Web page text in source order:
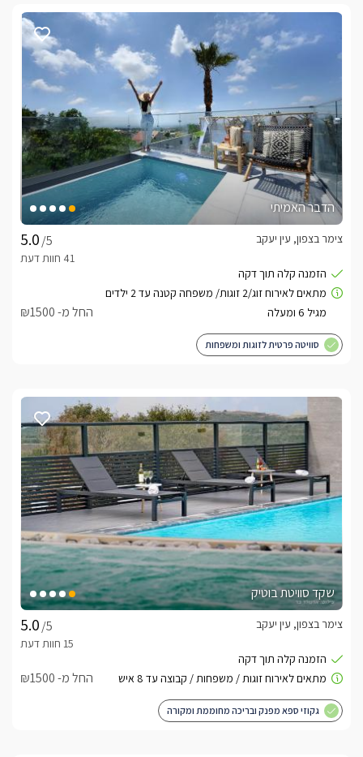
הדבר האמיתי
/5
צימר בצפון, עין יעקב
החל מ- ₪1500
סוויטה פרטית לזוגות ומשפחות
שקד סוויטת בוטיק
/5
צימר בצפון, עין יעקב
החל מ- ₪1500
גקוזי ספא מפנק ובריכה מחוממת ומקורה